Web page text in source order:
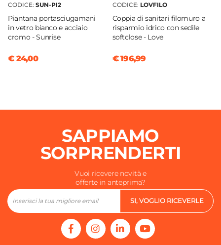
CODICE: SUN-PI2
Piantana portasciugamani
in vetro bianco e acciaio
cromo - Sunrise
€ 24,00
CODICE: LOVFILO
Coppia di sanitari filomuro a
risparmio idrico con sedile
softclose - Love
€ 196,99
SAPPIAMO
SORPRENDERTI
Vuoi ricevere novità e
offerte in anteprima?
SI, VOGLIO RICEVERLE